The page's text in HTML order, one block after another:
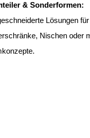
& Sonderformen:
Lösungen
Nischen oder